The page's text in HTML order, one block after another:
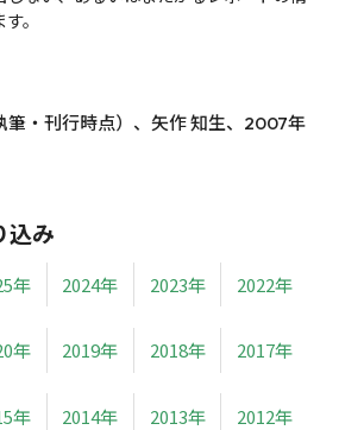
。
筆・刊行時点）、矢作 知生、2007年
込み
年 2024年 2023年 2022年
年 2019年 2018年 2017年
年 2014年 2013年 2012年